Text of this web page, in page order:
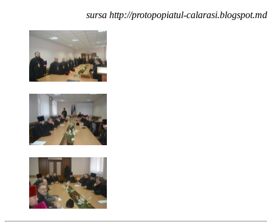
sursa http://protopopiatul-calarasi.blogspot.md